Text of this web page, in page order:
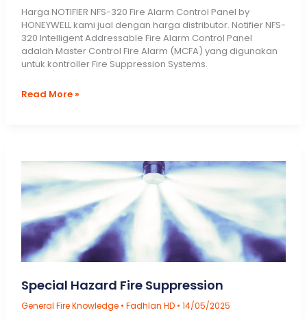
Harga NOTIFIER NFS-320 Fire Alarm Control Panel by
HONEYWELL kami jual dengan harga distributor. Notifier NFS-
320 Intelligent Addressable Fire Alarm Control Panel
adalah Master Control Fire Alarm (MCFA) yang digunakan
untuk kontroller Fire Suppression Systems.
Jual
Harga
NFS-
320
Honeywell
Read More »
Special Hazard Fire Suppression
General Fire Knowledge• Fadhlan HD • 14/05/2025